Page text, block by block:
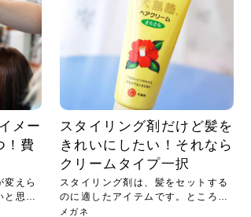
メー
！費
変えら
と思う
スタイリング剤だけど髪を
きれいにしたい！それなら
クリームタイプ一択
スタイリング剤は、髪をセットする
のに適したアイテムです。ところが
現在...
メガネ